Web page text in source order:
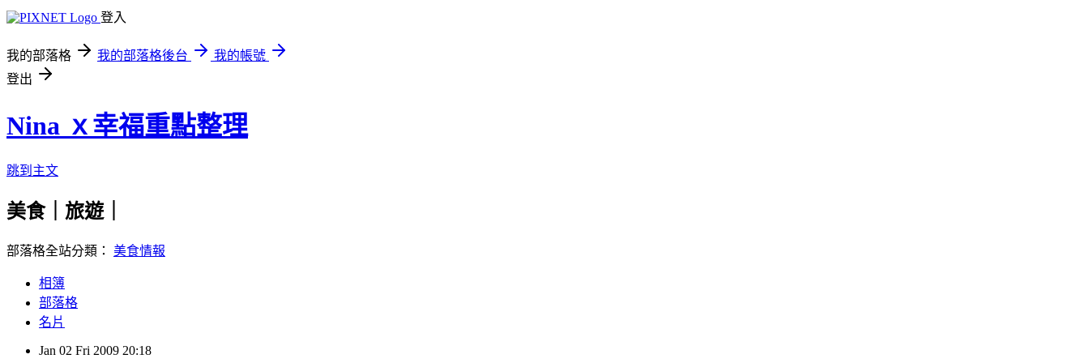
登入
我的部落格 我的部落格後台
我的帳號
登出
Nina ｘ幸福重點整理
跳到主文
美食｜旅遊｜
部落格全站分類： 美食情報
相簿
部落格
名片
Jan 02 Fri 2009 20:18